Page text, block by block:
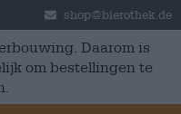
shop@bierothek.de
Daarom is
om bestellingen te